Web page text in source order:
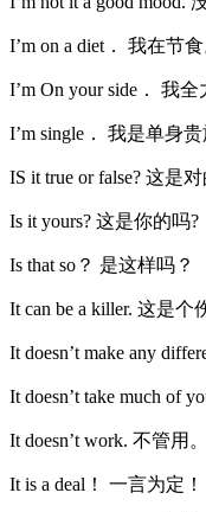
I’m on a diet． 我在节食
I’m On your side． 我全
I’m single． 我是单身贵
IS it true or false? 这是
Is it yours? 这是你的吗?
Is that so？ 是这样吗？
It can be a killer. 这是个
It doesn’t make any
It doesn’t take much of
It doesn’t work. 不管用。
It is a deal！ 一言为定！